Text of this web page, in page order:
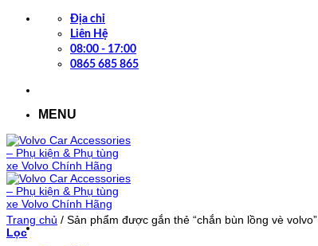
Địa chỉ
Liên Hệ
08:00 - 17:00
0865 685 865
MENU
Trang chủ / Sản phẩm được gắn thẻ “chắn bùn lồng vè volvo”
Lọc